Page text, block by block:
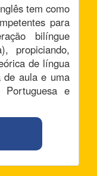
tem como
para
bilíngue
propiciando,
de língua
de aula e uma
e